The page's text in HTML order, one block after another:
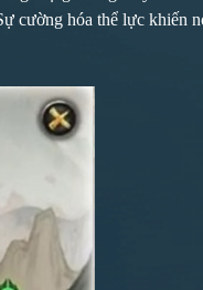
cường hóa thể lực khiến